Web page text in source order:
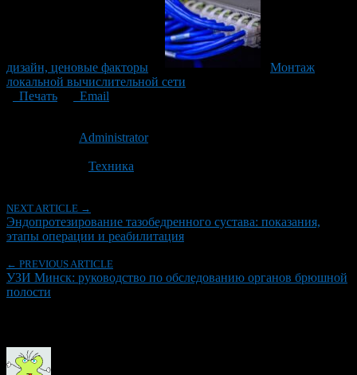
дизайн, ценовые факторы
Монтаж
локальной вычислительной сети
Печать
Email
Administrator
Техника
NEXT ARTICLE →
Эндопротезирование тазобедренного сустава: показания,
этапы операции и реабилитация
← PREVIOUS ARTICLE
УЗИ Минск: руководство по обследованию органов брюшной
полости